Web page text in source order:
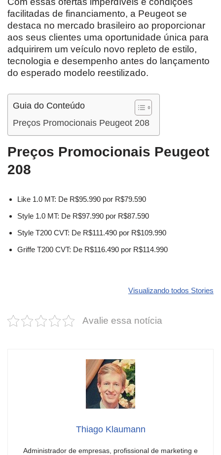
facilitadas de financiamento, a Peugeot se
destaca no mercado brasileiro ao proporcionar
aos seus clientes uma oportunidade única para
adquirirem um veículo novo repleto de estilo,
tecnologia e desempenho antes do lançamento
do esperado modelo reestilizado.
Guia do Conteúdo
Preços Promocionais Peugeot 208
Preços Promocionais Peugeot
208
Like 1.0 MT: De R$95.990 por R$79.590
Style 1.0 MT: De R$97.990 por R$87.590
Style T200 CVT: De R$111.490 por R$109.990
Griffe T200 CVT: De R$116.490 por R$114.990
Visualizando todos Stories
2025!
Dodge pode ter
de emoção
que
Avalie essa notícia
Thiago Klaumann
Administrador de empresas, profissional de marketing e